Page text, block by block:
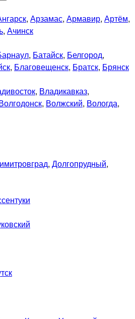
, Арзамас, Армавир, Артём,
, Ачинск
, Батайск, Белгород,
, Благовещенск, Братск, Брянск
, Владикавказ,
, Волжский, Вологда,
, Долгопрудный,